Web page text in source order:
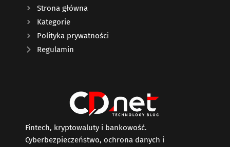
Strona główna
Kategorie
Polityka prywatności
Regulamin
Fintech, kryptowaluty i bankowość.
Cyberbezpieczeństwo, ochrona danych i